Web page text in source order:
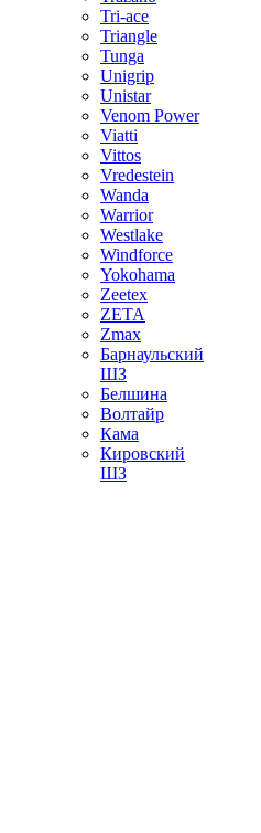
Tri-ace
Triangle
Tunga
Unigrip
Unistar
Venom Power
Viatti
Vittos
Vredestein
Wanda
Warrior
Westlake
Windforce
Yokohama
Zeetex
ZETA
Zmax
Барнаульский
ШЗ
Белшина
Волтайр
Кама
Кировский
ШЗ